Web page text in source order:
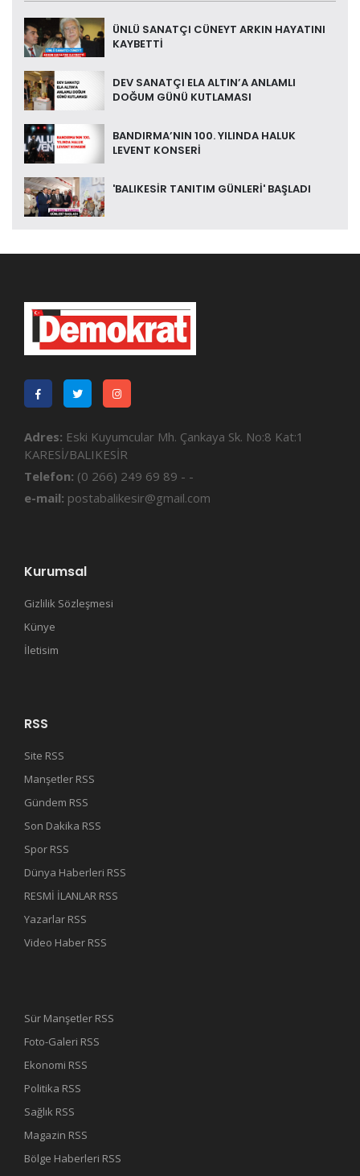
ÜNLÜ SANATÇI CÜNEYT ARKIN HAYATINI
KAYBETTİ
DEV SANATÇI ELA ALTIN’A ANLAMLI
DOĞUM GÜNÜ KUTLAMASI
BANDIRMA’NIN 100. YILINDA HALUK
LEVENT KONSERİ
'BALIKESİR TANITIM GÜNLERİ' BAŞLADI
Adres: Eski Kuyumcular Mh. Çankaya Sk. No:8 Kat:1
KARESİ/BALIKESİR
Telefon: (0 266) 249 69 89 - -
e-mail: postabalikesir@gmail.com
Kurumsal
Gizlilik Sözleşmesi
Künye
İletisim
RSS
Site RSS
Manşetler RSS
Gündem RSS
Son Dakika RSS
Spor RSS
Dünya Haberleri RSS
RESMİ İLANLAR RSS
Yazarlar RSS
Video Haber RSS
Sür Manşetler RSS
Foto-Galeri RSS
Ekonomi RSS
Politika RSS
Sağlık RSS
Magazin RSS
Bölge Haberleri RSS